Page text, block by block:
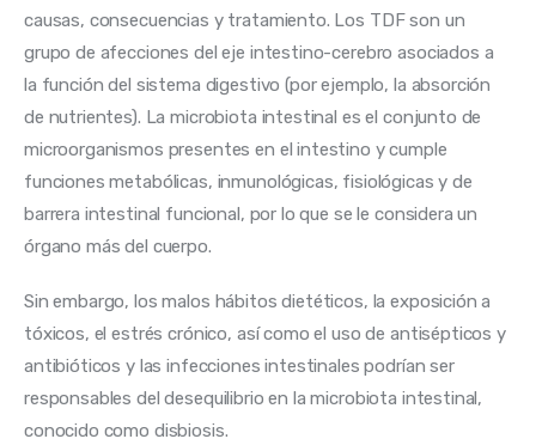
causas, consecuencias y tratamiento. Los TDF son un
grupo de afecciones del eje intestino-cerebro asociados a
la función del sistema digestivo (por ejemplo, la absorción
de nutrientes). La microbiota intestinal es el conjunto de
microorganismos presentes en el intestino y cumple
funciones metabólicas, inmunológicas, fisiológicas y de
barrera intestinal funcional, por lo que se le considera un
órgano más del cuerpo.
Sin embargo, los malos hábitos dietéticos, la exposición a
tóxicos, el estrés crónico, así como el uso de antisépticos y
antibióticos y las infecciones intestinales podrían ser
responsables del desequilibrio en la microbiota intestinal,
conocido como disbiosis.